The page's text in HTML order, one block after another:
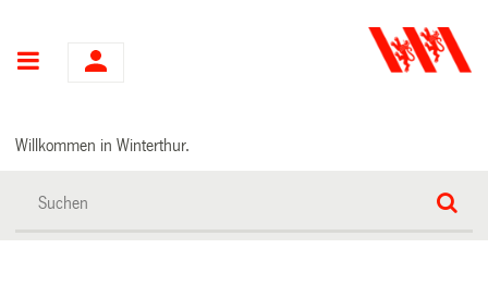
Hauptnavigation
Willkommen in Winterthur.